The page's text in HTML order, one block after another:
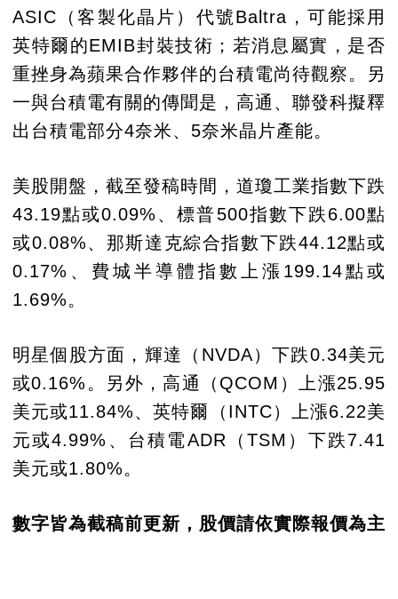
ASIC（客製化晶片）代號Baltra，可能採用
英特爾的EMIB封裝技術；若消息屬實，是否
重挫身為蘋果合作夥伴的台積電尚待觀察。另
一與台積電有關的傳聞是，高通、聯發科擬釋
出台積電部分4奈米、5奈米晶片產能。
美股開盤，截至發稿時間，道瓊工業指數下跌
43.19點或0.09%、標普500指數下跌6.00點
或0.08%、那斯達克綜合指數下跌44.12點或
0.17%、費城半導體指數上漲199.14點或
1.69%。
明星個股方面，輝達（NVDA）下跌0.34美元
或0.16%。另外，高通（QCOM）上漲25.95
美元或11.84%、英特爾（INTC）上漲6.22美
元或4.99%、台積電ADR（TSM）下跌7.41
美元或1.80%。
數字皆為截稿前更新，股價請依實際報價為主